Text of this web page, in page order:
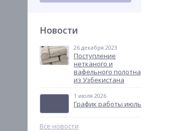
Новости
26 декабря 2023
Поступление
нетканого и
вафельного полотна
из Узбекистана
1 июля 2026
График работы июль
Все новости